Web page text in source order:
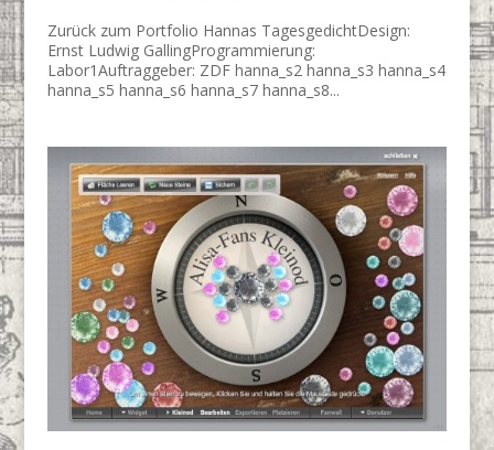
Zurück zum Portfolio Hannas TagesgedichtDesign:
Ernst Ludwig GallingProgrammierung:
Labor1Auftraggeber: ZDF hanna_s2 hanna_s3 hanna_s4
hanna_s5 hanna_s6 hanna_s7 hanna_s8...